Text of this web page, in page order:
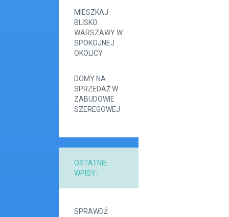
MIESZKAJ
BLISKO
WARSZAWY W
SPOKOJNEJ
OKOLICY
DOMY NA
SPRZEDAŻ W
ZABUDOWIE
SZEREGOWEJ
OSTATNIE
WPISY:
SPRAWDŹ